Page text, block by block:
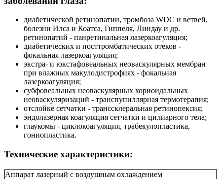
диабетической ретинопатии, тромбоза WDC и ветвей,
болезни Илса и Коатса, Гиппеля, Линдау и др.
ретинопатий - панретинальная лазеркоагуляция;
диабетических и посттромбатических отеков -
фокальная лазеркоагуляция;
экстра- и юкстафовеальных неоваскулярных мембран
при влажных макулодистрофиях - фокальная
лазеркоагуляция;
субфовеальных неоваскулярных хориоидальных
неоваскуляризаций - транспупиллярная термотерапия;
отслойке сетчатки - транссклеральная ретинопексия;
эндолазерная коагуляция сетчатки и цилиарного тела;
глаукомы - циклокоагуляция, трабекулопластика,
гониопластика.
Технические характеристики:
Аппарат лазерный с воздушным охлаждением